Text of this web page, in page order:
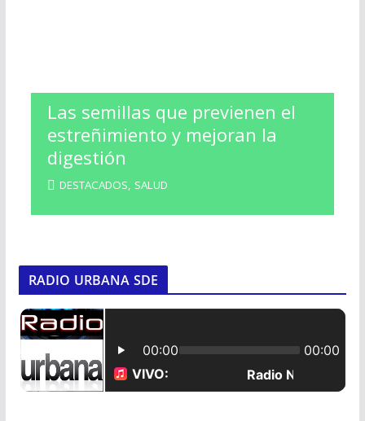
Las semillas que previenen el
estreñimiento y mejoran la
digestión
DESTACADOS SALUD
RADIO URBANA SDE